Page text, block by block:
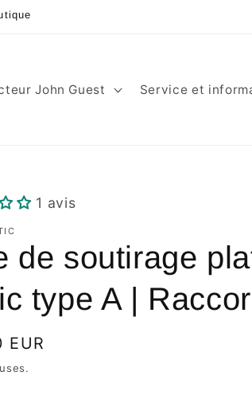
John Guest Service et
1 avis
de soutirage
type A |
EUR